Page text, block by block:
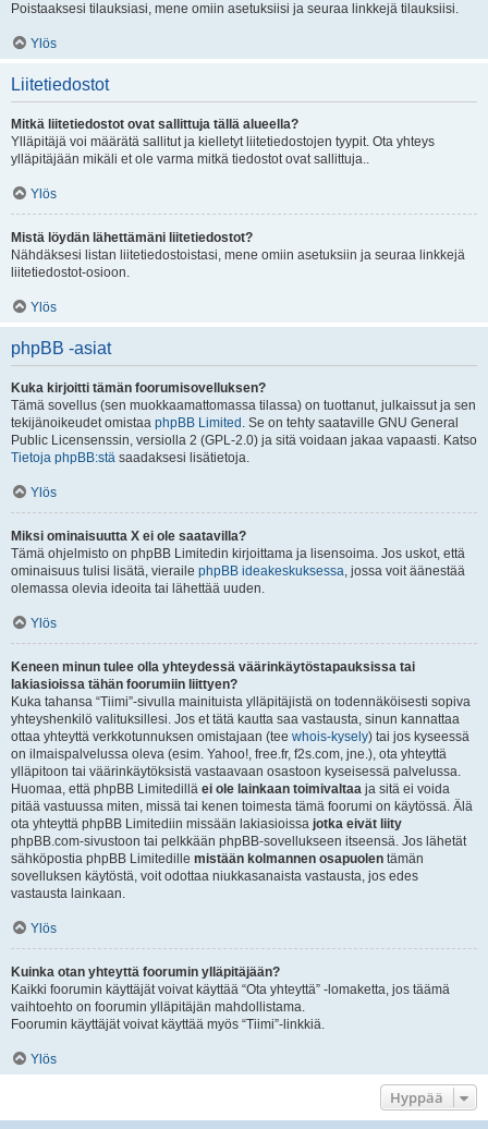
Poistaaksesi tilauksiasi, mene omiin asetuksiisi ja seuraa linkkejä tilauksiisi.
Ylös
Liitetiedostot
Mitkä liitetiedostot ovat sallittuja tällä alueella?
Ylläpitäjä voi määrätä sallitut ja kielletyt liitetiedostojen tyypit. Ota yhteys
ylläpitäjään mikäli et ole varma mitkä tiedostot ovat sallittuja..
Ylös
Mistä löydän lähettämäni liitetiedostot?
Nähdäksesi listan liitetiedostoistasi, mene omiin asetuksiin ja seuraa linkkejä
liitetiedostot-osioon.
Ylös
phpBB -asiat
Kuka kirjoitti tämän foorumisovelluksen?
Tämä sovellus (sen muokkaamattomassa tilassa) on tuottanut, julkaissut ja sen
tekijänoikeudet omistaa phpBB Limited . Se on tehty saataville GNU General
Public Licensenssin, versiolla 2 (GPL-2.0) ja sitä voidaan jakaa vapaasti. Katso
Tietoja phpBB:stä saadaksesi lisätietoja.
Ylös
Miksi ominaisuutta X ei ole saatavilla?
Tämä ohjelmisto on phpBB Limitedin kirjoittama ja lisensoima. Jos uskot, että
ominaisuus tulisi lisätä, vieraile phpBB ideakeskuksessa, jossa voit äänestää
olemassa olevia ideoita tai lähettää uuden.
Ylös
Keneen minun tulee olla yhteydessä väärinkäytöstapauksissa tai
lakiasioissa tähän foorumiin liittyen?
Kuka tahansa “Tiimi”-sivulla mainituista ylläpitäjistä on todennäköisesti sopiva
yhteyshenkilö valituksillesi. Jos et tätä kautta saa vastausta, sinun kannattaa
ottaa yhteyttä verkkotunnuksen omistajaan (tee whois-kysely) tai jos kyseessä
on ilmaispalvelussa oleva (esim. Yahoo!, free.fr, f2s.com, jne.), ota yhteyttä
ylläpitoon tai väärinkäytöksistä vastaavaan osastoon kyseisessä palvelussa.
Huomaa, että phpBB Limitedillä ei ole lainkaan toimivaltaa ja sitä ei voida
pitää vastuussa miten, missä tai kenen toimesta tämä foorumi on käytössä. Älä
ota yhteyttä phpBB Limitediin missään lakiasioissa jotka eivät liity
phpBB.com-sivustoon tai pelkkään phpBB-sovellukseen itseensä. Jos lähetät
sähköpostia phpBB Limitedille mistään kolmannen osapuolen tämän
sovelluksen käytöstä, voit odottaa niukkasanaista vastausta, jos edes
vastausta lainkaan.
Ylös
Kuinka otan yhteyttä foorumin ylläpitäjään?
Kaikki foorumin käyttäjät voivat käyttää “Ota yhteyttä” -lomaketta, jos täämä
vaihtoehto on foorumin ylläpitäjän mahdollistama.
Foorumin käyttäjät voivat käyttää myös “Tiimi”-linkkiä.
Ylös
Hyppää